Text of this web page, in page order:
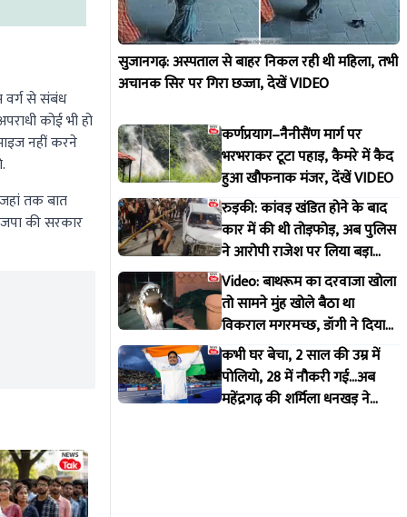
वर्ग से संबंध
कोई भी हो
नहीं करने
तक बात
की सरकार
सुजानगढ़: अस्पताल से बाहर निकल रही थी महिला, तभी
अचानक सिर पर गिरा छज्जा, देखें VIDEO
कर्णप्रयाग–नैनीसैंण मार्ग पर
भरभराकर टूटा पहाड़, कैमरे में कैद
हुआ खौफनाक मंजर, देंखें VIDEO
रुड़की: कांवड़ खंडित होने के बाद
कार में की थी तोड़फोड़, अब पुलिस
ने आरोपी राजेश पर लिया बड़ा
एक्शन
Video: बाथरूम का दरवाजा खोला
तो सामने मुंह खोले बैठा था
विकराल मगरमच्छ, डॉगी ने दिया
मकान मालिक को इशारा
कभी घर बेचा, 2 साल की उम्र में
पोलियो, 28 में नौकरी गई...अब
महेंद्रगढ़ की शर्मिला धनखड़ ने